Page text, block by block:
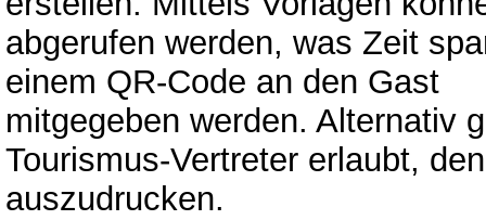
abgerufen werden, was Zeit
einem QR-Code an den Gast
mitgegeben werden. Alternativ
Tourismus-Vertreter erlaubt,
auszudrucken.